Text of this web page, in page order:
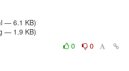
— 6.1 KB)
— 1.9 KB)
0
0